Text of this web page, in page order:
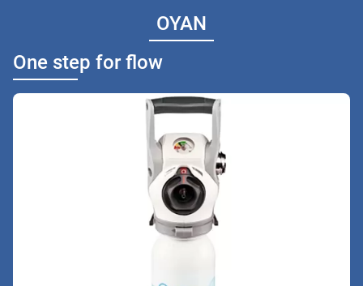
OYAN
One step for flow